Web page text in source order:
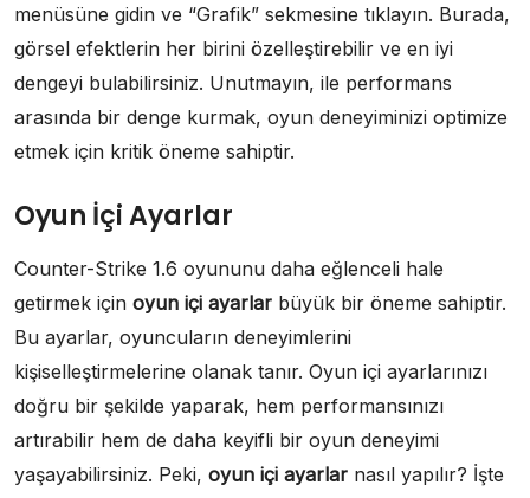
menüsüne gidin ve “Grafik” sekmesine tıklayın. Burada,
görsel efektlerin her birini özelleştirebilir ve en iyi
dengeyi bulabilirsiniz. Unutmayın, ile performans
arasında bir denge kurmak, oyun deneyiminizi optimize
etmek için kritik öneme sahiptir.
Oyun İçi Ayarlar
Counter-Strike 1.6 oyununu daha eğlenceli hale
getirmek için oyun içi ayarlar büyük bir öneme sahiptir.
Bu ayarlar, oyuncuların deneyimlerini
kişiselleştirmelerine olanak tanır. Oyun içi ayarlarınızı
doğru bir şekilde yaparak, hem performansınızı
artırabilir hem de daha keyifli bir oyun deneyimi
yaşayabilirsiniz. Peki, oyun içi ayarlar nasıl yapılır? İşte